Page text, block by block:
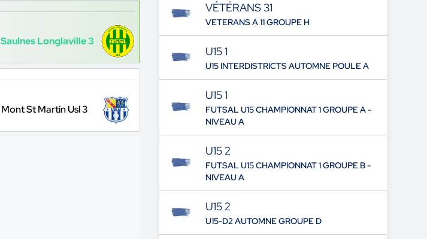
Saulnes Longlaville 3
Mont St Martin Usl 3
VÉTÉRANS 31
VETERANS A 11 GROUPE H
U15 1
U15 INTERDISTRICTS AUTOMNE POULE A
U15 1
FUTSAL U15 CHAMPIONNAT 1 GROUPE A -
NIVEAU A
U15 2
FUTSAL U15 CHAMPIONNAT 1 GROUPE B -
NIVEAU A
U15 2
U15-D2 AUTOMNE GROUPE D